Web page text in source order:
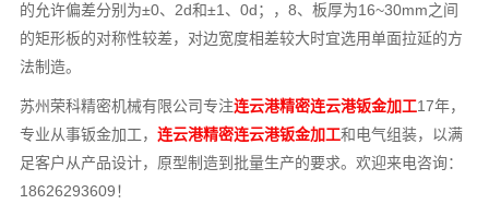
的允许偏差分别为±0、2d和±1、0d；，8、板厚为16~30mm之间
的矩形板的对称性较差，对边宽度相差较大时宜选用单面拉延的方
法制造。
苏州荣科精密机械有限公司专注连云港精密连云港钣金加工17年，
专业从事钣金加工，连云港精密连云港钣金加工和电气组装，以满
足客户从产品设计，原型制造到批量生产的要求。欢迎来电咨询：
18626293609！